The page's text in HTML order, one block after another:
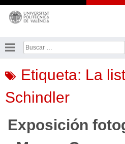
Saltar
contenido
Buscar:
Etiqueta: La
Schindler
Exposición